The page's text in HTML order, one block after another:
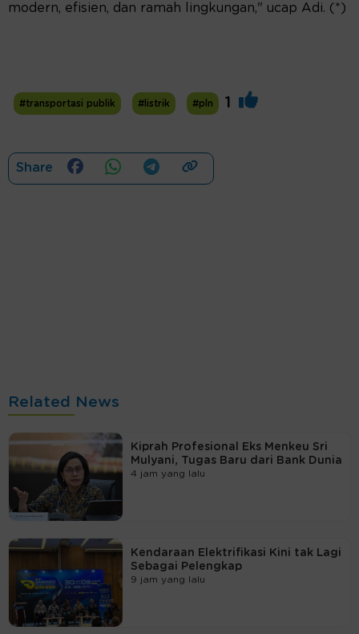
modern, efisien, dan ramah lingkungan," ucap Adi. (*)
#transportasi publik #listrik #pln 1
Share
Related News
Kiprah Profesional Eks Menkeu Sri
Mulyani, Tugas Baru dari Bank Dunia
4 jam yang lalu
Kendaraan Elektrifikasi Kini tak Lagi
Sebagai Pelengkap
9 jam yang lalu